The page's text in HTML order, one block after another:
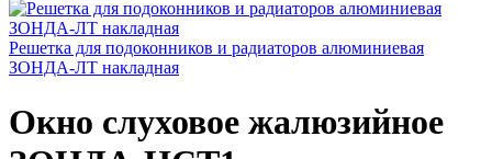
Решетка для подоконников и радиаторов алюминиевая
ЗОНДА-ЛТ накладная
Окно слуховое жалюзийное